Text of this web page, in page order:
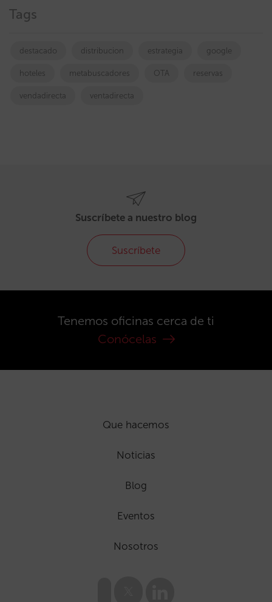
Tags
destacado distribucion estrategia google
hoteles metabuscadores OTA reservas
vendadirecta ventadirecta
Suscríbete a nuestro blog
Suscríbete
Tenemos oficinas cerca de ti
Conócelas
Que hacemos
Noticias
Blog
Eventos
Nosotros